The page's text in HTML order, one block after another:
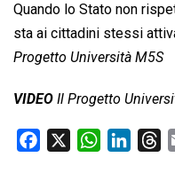
Quando lo Stato non
sta ai cittadini stessi
Progetto Università M5S
VIDEO Il Progetto
W